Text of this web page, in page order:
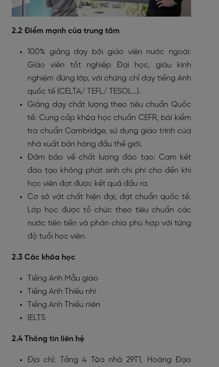
2.2 Điểm mạnh của trung tâm
100% giảng dạy bởi giáo viên nước ngoài:
Giáo viên tốt nghiệp Đại học, giàu kinh
nghiệm đứng lớp, với chứng chỉ dạy tiếng Anh
quốc tế (CELTA/ TEFL/ TESOL…).
Giảng dạy chất lượng theo tiêu chuẩn Quốc
tế: Cung cấp khóa học chuẩn CEFR, bài kiểm
tra chuẩn Cambridge, sử dụng giáo trình của
nhà xuất bản hàng đầu thế giới.
Đảm bảo về chất lượng đào tạo: Cam kết
đào tạo không phát sinh chi phí cho đến khi
học viên đạt được kết quả đầu ra.
Cơ sở vật chất hiện đại, đạt chuẩn quốc tế:
Lớp học được tổ chức theo tiêu chuẩn các
nước tiên tiến và phân chia phù hợp với từng
độ tuổi học viên.
2.3 Các khóa học
Tiếng Anh Mẫu giáo
Tiếng Anh Thiếu nhi
Tiếng Anh Thiếu niên
IELTS
2.4 Thông tin liên hệ
Địa chỉ: Tầng 4 Tòa nhà 29T1, Hoàng Đạo